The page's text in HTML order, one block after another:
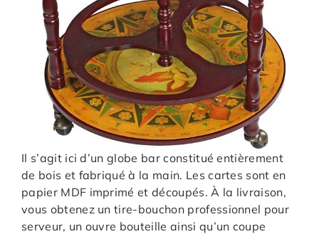
Il s’agit ici d’un globe bar constitué entièrement
de bois et fabriqué à la main. Les cartes sont en
papier MDF imprimé et découpés. À la livraison,
vous obtenez un tire-bouchon professionnel pour
serveur, un ouvre bouteille ainsi qu’un coupe